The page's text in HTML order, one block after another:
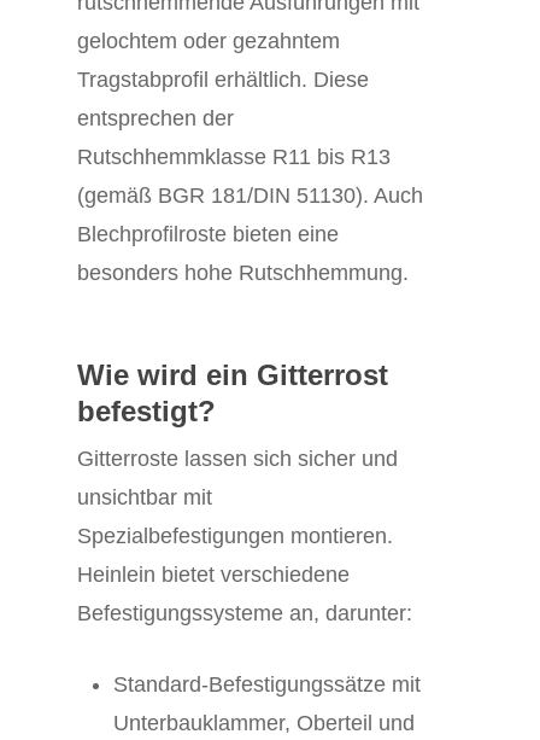
gelochtem oder gezahntem
Tragstabprofil erhältlich. Diese
entsprechen der
Rutschhemmklasse R11 bis R13
(gemäß BGR 181/DIN 51130). Auch
Blechprofilroste bieten eine
besonders hohe Rutschhemmung.
Wie wird ein Gitterrost
befestigt?
Gitterroste lassen sich sicher und
unsichtbar mit
Spezialbefestigungen montieren.
Heinlein bietet verschiedene
Befestigungssysteme an, darunter:
Standard-Befestigungssätze mit
Unterbauklammer, Oberteil und